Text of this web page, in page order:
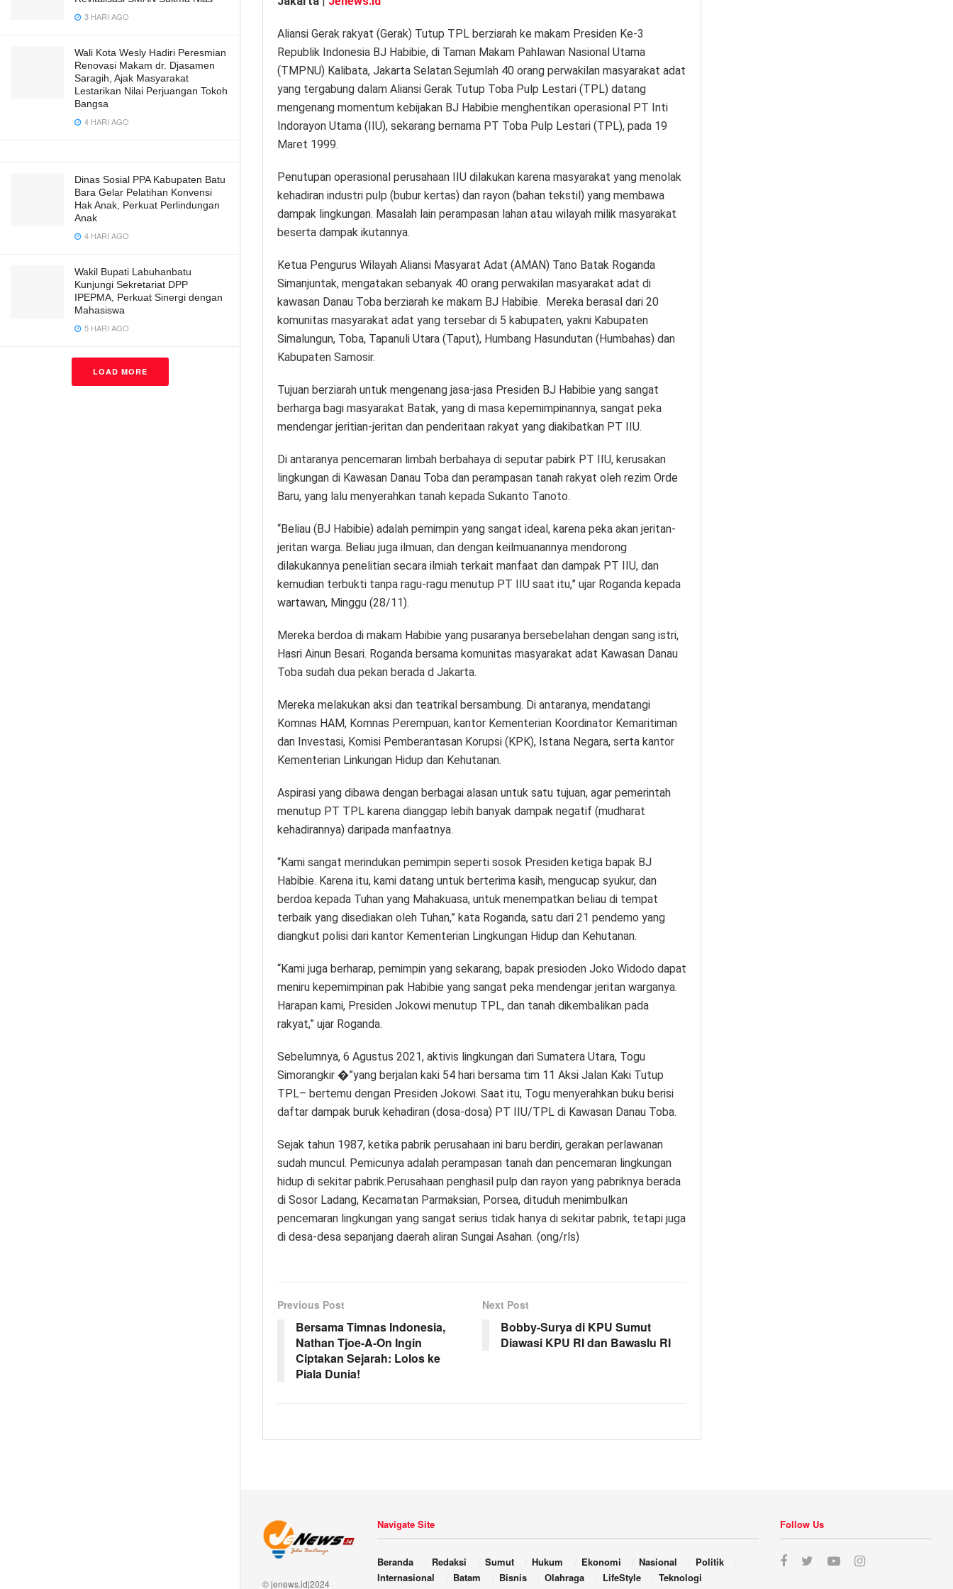
3 HARI AGO
Wali Kota Wesly Hadiri Peresmian
Renovasi Makam dr. Djasamen
Saragih, Ajak Masyarakat
Lestarikan Nilai Perjuangan Tokoh
Bangsa
4 HARI AGO
Dinas Sosial PPA Kabupaten Batu
Bara Gelar Pelatihan Konvensi
Hak Anak, Perkuat Perlindungan
Anak
4 HARI AGO
Wakil Bupati Labuhanbatu
Kunjungi Sekretariat DPP
IPEPMA, Perkuat Sinergi dengan
Mahasiswa
5 HARI AGO
LOAD MORE
Aliansi Gerak rakyat (Gerak) Tutup TPL berziarah ke makam Presiden Ke-3
Republik Indonesia BJ Habibie, di Taman Makam Pahlawan Nasional Utama
(TMPNU) Kalibata, Jakarta Selatan.Sejumlah 40 orang perwakilan masyarakat adat
yang tergabung dalam Aliansi Gerak Tutup Toba Pulp Lestari (TPL) datang
mengenang momentum kebijakan BJ Habibie menghentikan operasional PT Inti
Indorayon Utama (IIU), sekarang bernama PT Toba Pulp Lestari (TPL), pada 19
Maret 1999.
Penutupan operasional perusahaan IIU dilakukan karena masyarakat yang menolak
kehadiran industri pulp (bubur kertas) dan rayon (bahan tekstil) yang membawa
dampak lingkungan. Masalah lain perampasan lahan atau wilayah milik masyarakat
beserta dampak ikutannya.
Ketua Pengurus Wilayah Aliansi Masyarat Adat (AMAN) Tano Batak Roganda
Simanjuntak, mengatakan sebanyak 40 orang perwakilan masyarakat adat di
kawasan Danau Toba berziarah ke makam BJ Habibie. Mereka berasal dari 20
komunitas masyarakat adat yang tersebar di 5 kabupaten, yakni Kabupaten
Simalungun, Toba, Tapanuli Utara (Taput), Humbang Hasundutan (Humbahas) dan
Kabupaten Samosir.
Tujuan berziarah untuk mengenang jasa-jasa Presiden BJ Habibie yang sangat
berharga bagi masyarakat Batak, yang di masa kepemimpinannya, sangat peka
mendengar jeritian-jeritan dan penderitaan rakyat yang diakibatkan PT IIU.
Di antaranya pencemaran limbah berbahaya di seputar pabirk PT IIU, kerusakan
lingkungan di Kawasan Danau Toba dan perampasan tanah rakyat oleh rezim Orde
Baru, yang lalu menyerahkan tanah kepada Sukanto Tanoto.
“Beliau (BJ Habibie) adalah pemimpin yang sangat ideal, karena peka akan jeritan-
jeritan warga. Beliau juga ilmuan, dan dengan keilmuanannya mendorong
dilakukannya penelitian secara ilmiah terkait manfaat dan dampak PT IIU, dan
kemudian terbukti tanpa ragu-ragu menutup PT IIU saat itu,” ujar Roganda kepada
wartawan, Minggu (28/11).
Mereka berdoa di makam Habibie yang pusaranya bersebelahan dengan sang istri,
Hasri Ainun Besari. Roganda bersama komunitas masyarakat adat Kawasan Danau
Toba sudah dua pekan berada d Jakarta.
Mereka melakukan aksi dan teatrikal bersambung. Di antaranya, mendatangi
Komnas HAM, Komnas Perempuan, kantor Kementerian Koordinator Kemaritiman
dan Investasi, Komisi Pemberantasan Korupsi (KPK), Istana Negara, serta kantor
Kementerian Linkungan Hidup dan Kehutanan.
Aspirasi yang dibawa dengan berbagai alasan untuk satu tujuan, agar pemerintah
menutup PT TPL karena dianggap lebih banyak dampak negatif (mudharat
kehadirannya) daripada manfaatnya.
“Kami sangat merindukan pemimpin seperti sosok Presiden ketiga bapak BJ
Habibie. Karena itu, kami datang untuk berterima kasih, mengucap syukur, dan
berdoa kepada Tuhan yang Mahakuasa, untuk menempatkan beliau di tempat
terbaik yang disediakan oleh Tuhan,” kata Roganda, satu dari 21 pendemo yang
diangkut polisi dari kantor Kementerian Lingkungan Hidup dan Kehutanan.
“Kami juga berharap, pemimpin yang sekarang, bapak presioden Joko Widodo dapat
meniru kepemimpinan pak Habibie yang sangat peka mendengar jeritan warganya.
Harapan kami, Presiden Jokowi menutup TPL, dan tanah dikembalikan pada
rakyat,” ujar Roganda.
Sebelumnya, 6 Agustus 2021, aktivis lingkungan dari Sumatera Utara, Togu
Simorangkir �”yang berjalan kaki 54 hari bersama tim 11 Aksi Jalan Kaki Tutup
TPL– bertemu dengan Presiden Jokowi. Saat itu, Togu menyerahkan buku berisi
daftar dampak buruk kehadiran (dosa-dosa) PT IIU/TPL di Kawasan Danau Toba.
Sejak tahun 1987, ketika pabrik perusahaan ini baru berdiri, gerakan perlawanan
sudah muncul. Pemicunya adalah perampasan tanah dan pencemaran lingkungan
hidup di sekitar pabrik.Perusahaan penghasil pulp dan rayon yang pabriknya berada
di Sosor Ladang, Kecamatan Parmaksian, Porsea, dituduh menimbulkan
pencemaran lingkungan yang sangat serius tidak hanya di sekitar pabrik, tetapi juga
di desa-desa sepanjang daerah aliran Sungai Asahan. (ong/rls)
Previous Post
Bersama Timnas Indonesia,
Nathan Tjoe-A-On Ingin
Ciptakan Sejarah: Lolos ke
Piala Dunia!
Next Post
Bobby-Surya di KPU Sumut
Diawasi KPU RI dan Bawaslu RI
© jenews.id|2024
Navigate Site
Beranda Redaksi Sumut Hukum Ekonomi Nasional
Politik
Internasional
Batam Bisnis Olahraga LifeStyle Teknologi
Follow Us